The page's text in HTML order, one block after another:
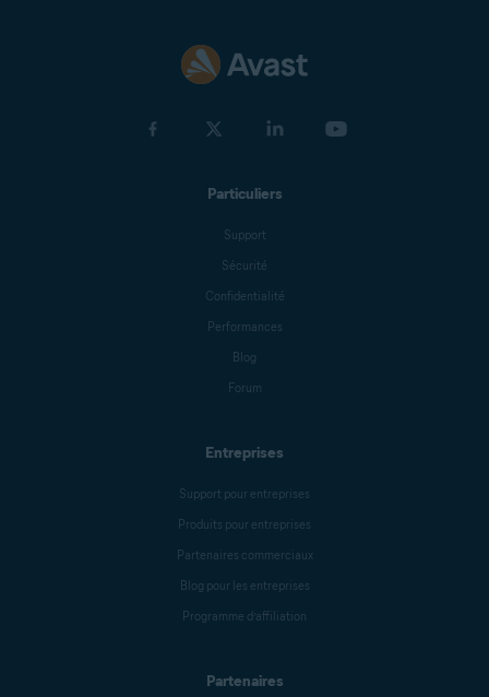
Particuliers
Support
Sécurité
Confidentialité
Performances
Blog
Forum
Entreprises
Support pour entreprises
Produits pour entreprises
Partenaires commerciaux
Blog pour les entreprises
Programme d’affiliation
Partenaires